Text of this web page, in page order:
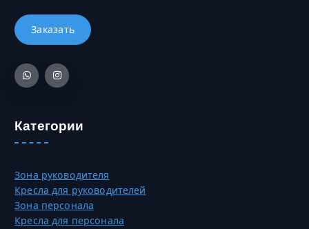
Категории
Зона руководителя
Кресла для руководителей
Зона персонала
Кресла для персонала